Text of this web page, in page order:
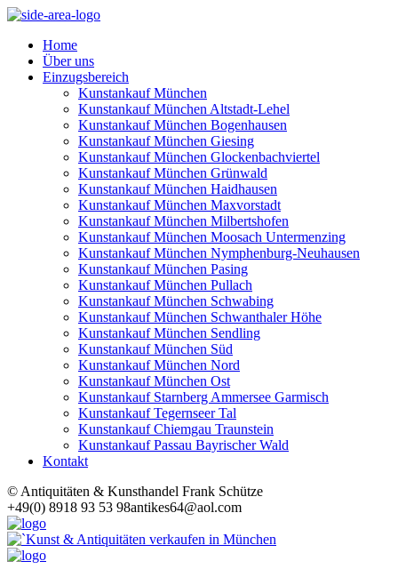
Home
Über uns
Einzugsbereich
Kunstankauf München
Kunstankauf München Altstadt-Lehel
Kunstankauf München Bogenhausen
Kunstankauf München Giesing
Kunstankauf München Glockenbachviertel
Kunstankauf München Grünwald
Kunstankauf München Haidhausen
Kunstankauf München Maxvorstadt
Kunstankauf München Milbertshofen
Kunstankauf München Moosach Untermenzing
Kunstankauf München Nymphenburg-Neuhausen
Kunstankauf München Pasing
Kunstankauf München Pullach
Kunstankauf München Schwabing
Kunstankauf München Schwanthaler Höhe
Kunstankauf München Sendling
Kunstankauf München Süd
Kunstankauf München Nord
Kunstankauf München Ost
Kunstankauf Starnberg Ammersee Garmisch
Kunstankauf Tegernseer Tal
Kunstankauf Chiemgau Traunstein
Kunstankauf Passau Bayrischer Wald
Kontakt
© Antiquitäten & Kunsthandel Frank Schütze
+49(0) 8918 93 53 98antikes64@aol.com